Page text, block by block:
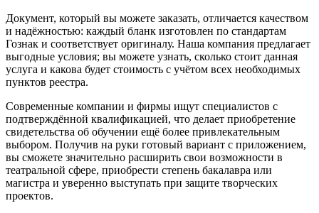
Документ, который вы можете заказать, отличается качеством
и надёжностью: каждый бланк изготовлен по стандартам
Гознак и соответствует оригиналу. Наша компания предлагает
выгодные условия; вы можете узнать, сколько стоит данная
услуга и какова будет стоимость с учётом всех необходимых
пунктов реестра.
Современные компании и фирмы ищут специалистов с
подтверждённой квалификацией, что делает приобретение
свидетельства об обучении ещё более привлекательным
выбором. Получив на руки готовый вариант с приложением,
вы сможете значительно расширить свои возможности в
театральной сфере, приобрести степень бакалавра или
магистра и уверенно выступать при защите творческих
проектов.